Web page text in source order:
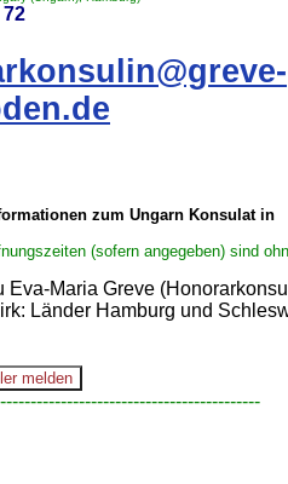
72
zum Ungarn Konsulat in
(sofern angegeben) sind
Eva-Maria Greve
Länder Hamburg und